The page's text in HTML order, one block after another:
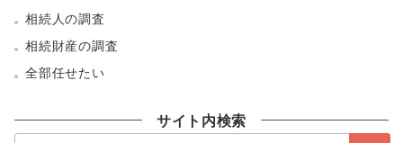
相続人の調査
相続財産の調査
全部任せたい
サイト内検索